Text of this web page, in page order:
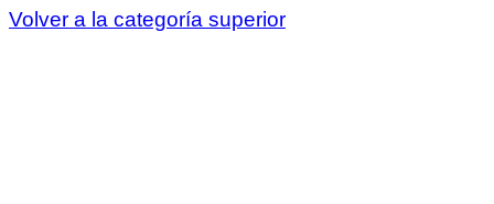
Volver a la categoría superior